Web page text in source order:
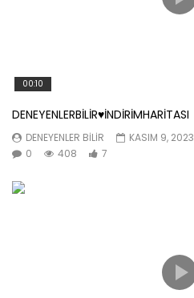
00:10
DENEYENLERBİLİR♥️İNDİRİMHARİTASI
DENEYENLER BILIR
KASIM 9, 2023
0
408 7